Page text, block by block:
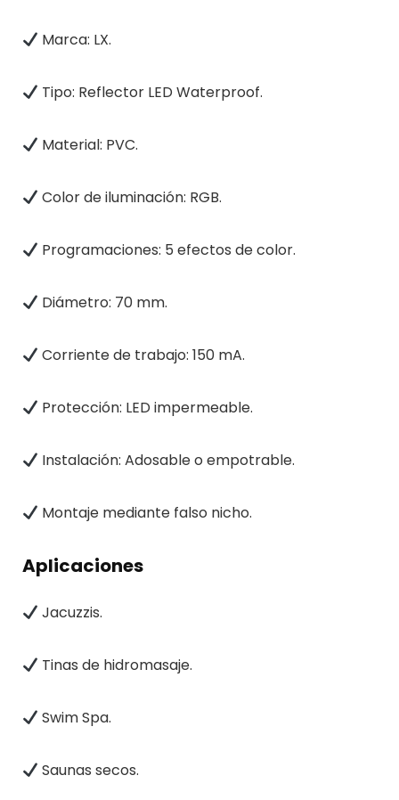
Marca: LX.
Tipo: Reflector LED Waterproof.
Material: PVC.
Color de iluminación: RGB.
Programaciones: 5 efectos de color.
Diámetro: 70 mm.
Corriente de trabajo: 150 mA.
Protección: LED impermeable.
Instalación: Adosable o empotrable.
Montaje mediante falso nicho.
Aplicaciones
Jacuzzis.
Tinas de hidromasaje.
Swim Spa.
Saunas secos.